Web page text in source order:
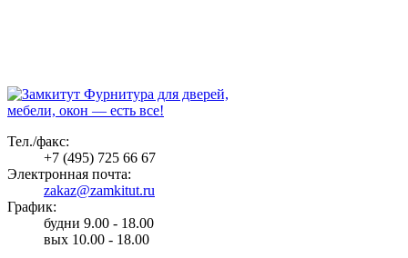
Фурнитура для дверей,
мебели, окон — есть все!
Тел./факс:
+7 (495) 725 66 67
Электронная почта:
zakaz@zamkitut.ru
График:
будни 9.00 - 18.00
вых 10.00 - 18.00